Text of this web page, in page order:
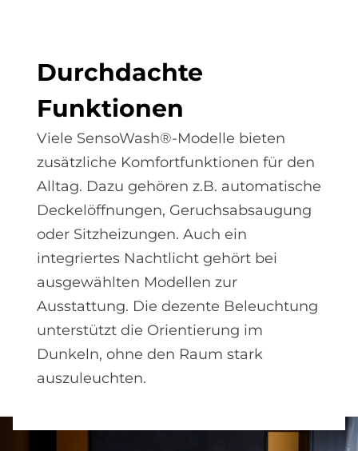
Durch­dach­te
Funk­tio­nen
Viele SensoWash®-Modelle bieten
zusätzliche Komfortfunktionen für den
Alltag. Dazu gehören z.B. automatische
Deckelöffnungen, Geruchsabsaugung
oder Sitzheizungen. Auch ein
integriertes Nachtlicht gehört bei
ausgewählten Modellen zur
Ausstattung. Die dezente Beleuchtung
unterstützt die Orientierung im
Dunkeln, ohne den Raum stark
auszuleuchten.